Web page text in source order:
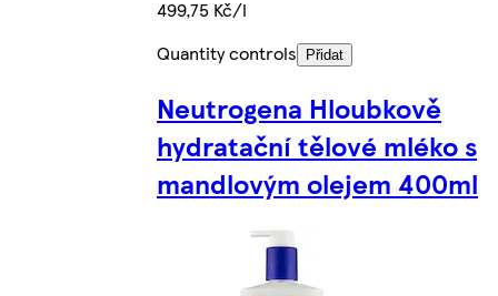
499,75 Kč/l
Quantity controls
Přidat
Neutrogena Hloubkově
hydratační tělové mléko s
mandlovým olejem 400ml